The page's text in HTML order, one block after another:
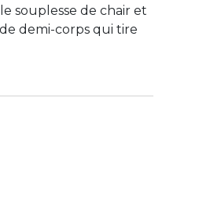
souplesse de chair et
demi-corps qui tire